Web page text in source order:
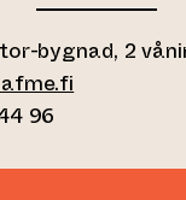
bygnad, 2
96